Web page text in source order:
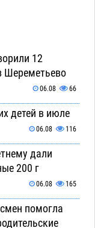
12
Шереметьево
06.08 66
детей в июле
06.08 116
дали
200 г
06.08 165
помогла